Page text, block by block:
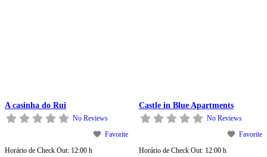
A casinha do Rui
No Reviews
Favorite
Horário de Check Out: 12:00 h
Castle in Blue Apartments
No Reviews
Favorite
Horário de Check Out: 12:00 h